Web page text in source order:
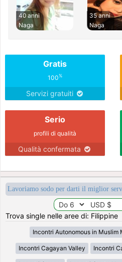
40 anni
Naga
35 anni
Naga
Gratis
100%
Servizi gratuiti
Serio
profili di qualità
Qualità confermata
Lavoriamo sodo per darti il miglior
Trova single nelle aree di: Filippine
Incontri Autonomous in Muslim
Incontri Cagayan Valley Incontri